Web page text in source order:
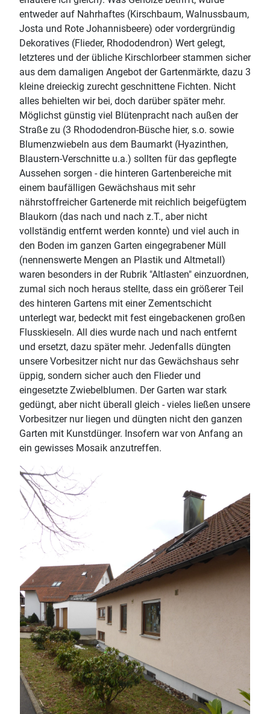
entweder auf Nahrhaftes (Kirschbaum, Walnussbaum,
Josta und Rote Johannisbeere) oder vordergründig
Dekoratives (Flieder, Rhododendron) Wert gelegt,
letzteres und der übliche Kirschlorbeer stammen sicher
aus dem damaligen Angebot der Gartenmärkte, dazu 3
kleine dreieckig zurecht geschnittene Fichten. Nicht
alles behielten wir bei, doch darüber später mehr.
Möglichst günstig viel Blütenpracht nach außen der
Straße zu (3 Rhododendron-Büsche hier, s.o. sowie
Blumenzwiebeln aus dem Baumarkt (Hyazinthen,
Blaustern-Verschnitte u.a.) sollten für das gepflegte
Aussehen sorgen - die hinteren Gartenbereiche mit
einem baufälligen Gewächshaus mit sehr
nährstoffreicher Gartenerde mit reichlich beigefügtem
Blaukorn (das nach und nach z.T., aber nicht
vollständig entfernt werden konnte) und viel auch in
den Boden im ganzen Garten eingegrabener Müll
(nennenswerte Mengen an Plastik und Altmetall)
waren besonders in der Rubrik "Altlasten" einzuordnen,
zumal sich noch heraus stellte, dass ein größerer Teil
des hinteren Gartens mit einer Zementschicht
unterlegt war, bedeckt mit fest eingebackenen großen
Flusskieseln. All dies wurde nach und nach entfernt
und ersetzt, dazu später mehr. Jedenfalls düngten
unsere Vorbesitzer nicht nur das Gewächshaus sehr
üppig, sondern sicher auch den Flieder und
eingesetzte Zwiebelblumen. Der Garten war stark
gedüngt, aber nicht überall gleich - vieles ließen unsere
Vorbesitzer nur liegen und düngten nicht den ganzen
Garten mit Kunstdünger. Insofern war von Anfang an
ein gewisses Mosaik anzutreffen.